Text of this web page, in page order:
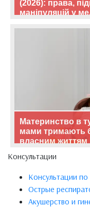
(2026): права,
маніпуляцій у
Материнство в
мами тримають
власним життям
Консультации
Консультации
Острые
Акушерство и